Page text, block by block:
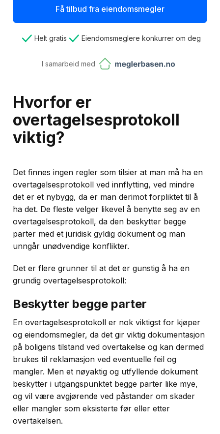
Få tilbud fra eiendomsmegler
Helt gratis Eiendomsmeglere konkurrer om deg
I samarbeid med
Hvorfor er
overtagelsesprotokoll
viktig?
Det finnes ingen regler som tilsier at man må ha en
overtagelsesprotokoll ved innflytting, ved mindre
det er et nybygg, da er man derimot forpliktet til å
ha det. De fleste velger likevel å benytte seg av en
overtagelsesprotokoll, da den beskytter begge
parter med et juridisk gyldig dokument og man
unngår unødvendige konflikter.
Det er flere grunner til at det er gunstig å ha en
grundig overtagelsesprotokoll:
Beskytter begge parter
En overtagelsesprotokoll er nok viktigst for kjøper
og eiendomsmegler, da det gir viktig dokumentasjon
på boligens tilstand ved overtakelse og kan dermed
brukes til reklamasjon ved eventuelle feil og
mangler. Men et nøyaktig og utfyllende dokument
beskytter i utgangspunktet begge parter like mye,
og vil være avgjørende ved påstander om skader
eller mangler som eksisterte før eller etter
overtakelsen.